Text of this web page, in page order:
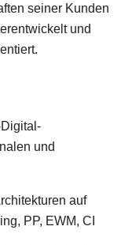
seiner Kunden
und
und
auf
PP, EWM, CI